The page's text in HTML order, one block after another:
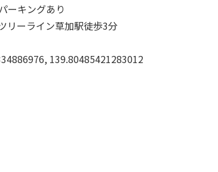
ングあり
ライン草加駅徒歩3分
139.80485421283012